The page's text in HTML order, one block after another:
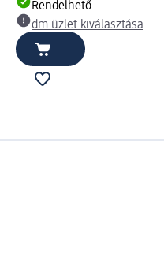
Rendelhető
dm üzlet kiválasztása